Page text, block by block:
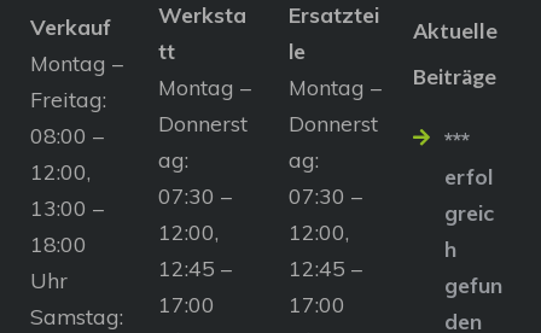
Verkauf
Montag –
Freitag:
08:00 –
12:00,
13:00 –
18:00
Uhr
Samstag:
Werksta
tt
Montag –
Donnerst
ag:
07:30 –
12:00,
12:45 –
17:00
Ersatztei
le
Montag –
Donnerst
ag:
07:30 –
12:00,
12:45 –
17:00
Aktuelle
Beiträge
***
erfol
greic
h
gefun
den